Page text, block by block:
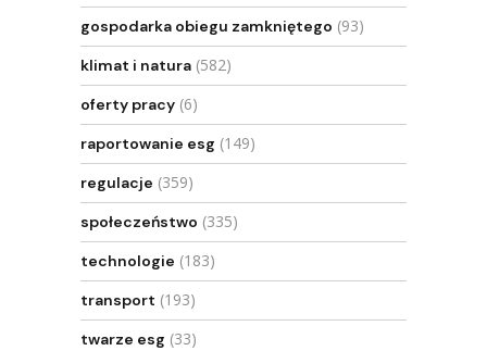
gospodarka obiegu zamkniętego (93)
klimat i natura (582)
oferty pracy (6)
raportowanie esg (149)
regulacje (359)
społeczeństwo (335)
technologie (183)
transport (193)
twarze esg (33)